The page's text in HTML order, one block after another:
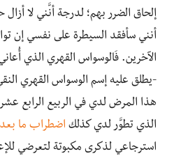
إلحاق الضرر بهم؛ لدرجة أنَّني لا
أنني سأفقد السيطرة على نفسي إن
الآخرين. فَالوسواس القهري الذي
-يطلق عليه إسم الوسواس القهري
هذا المرض لدي في الربيع الرابع
الذي تطوَّر لدي كذلك اضطراب ما
استرجاعي لذكرى مكبوتة لتعرضي